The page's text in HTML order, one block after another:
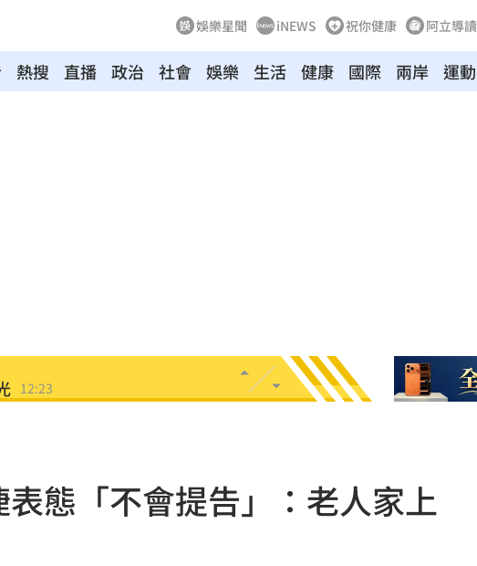
娛樂星聞 iNEWS 祝你健康 阿立導讀
熱搜 直播 政治 社會 娛樂 生活 健康 國際 兩岸 運動
12:19態「不會提告」：老人家上